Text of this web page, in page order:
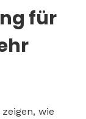
für
wie